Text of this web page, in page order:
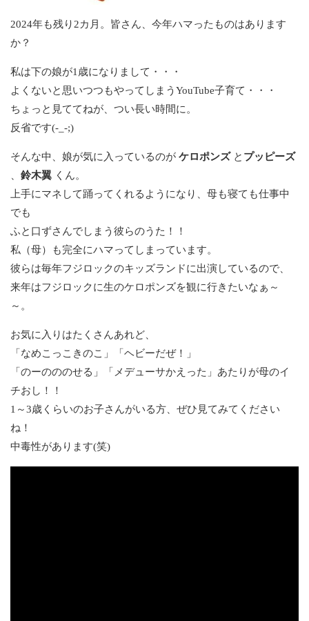
2024年も残り2カ月。皆さん、今年ハマったものはあります
か？
私は下の娘が1歳になりまして・・・
よくないと思いつつもやってしまうYouTube子育て・・・
ちょっと見ててねが、つい長い時間に。
反省です(-_-;)
そんな中、娘が気に入っているのが ケロポンズ と プッピーズ
鈴木翼 くん。
上手にマネして踊ってくれるようになり、母も寝ても仕事中
でも
ふと口ずさんでしまう彼らのうた！！
私（母）も完全にハマってしまっています。
彼らは毎年フジロックのキッズランドに出演しているので、
来年はフジロックに生のケロポンズを観に行きたいなぁ～
～。
お気に入りはたくさんあれど、
「なめこっこきのこ」「ヘビーだぜ！」
「のーのののせる」「メデューサかえった」あたりが母のイ
チおし！！
1～3歳くらいのお子さんがいる方、ぜひ見てみてください
ね！
中毒性があります(笑)